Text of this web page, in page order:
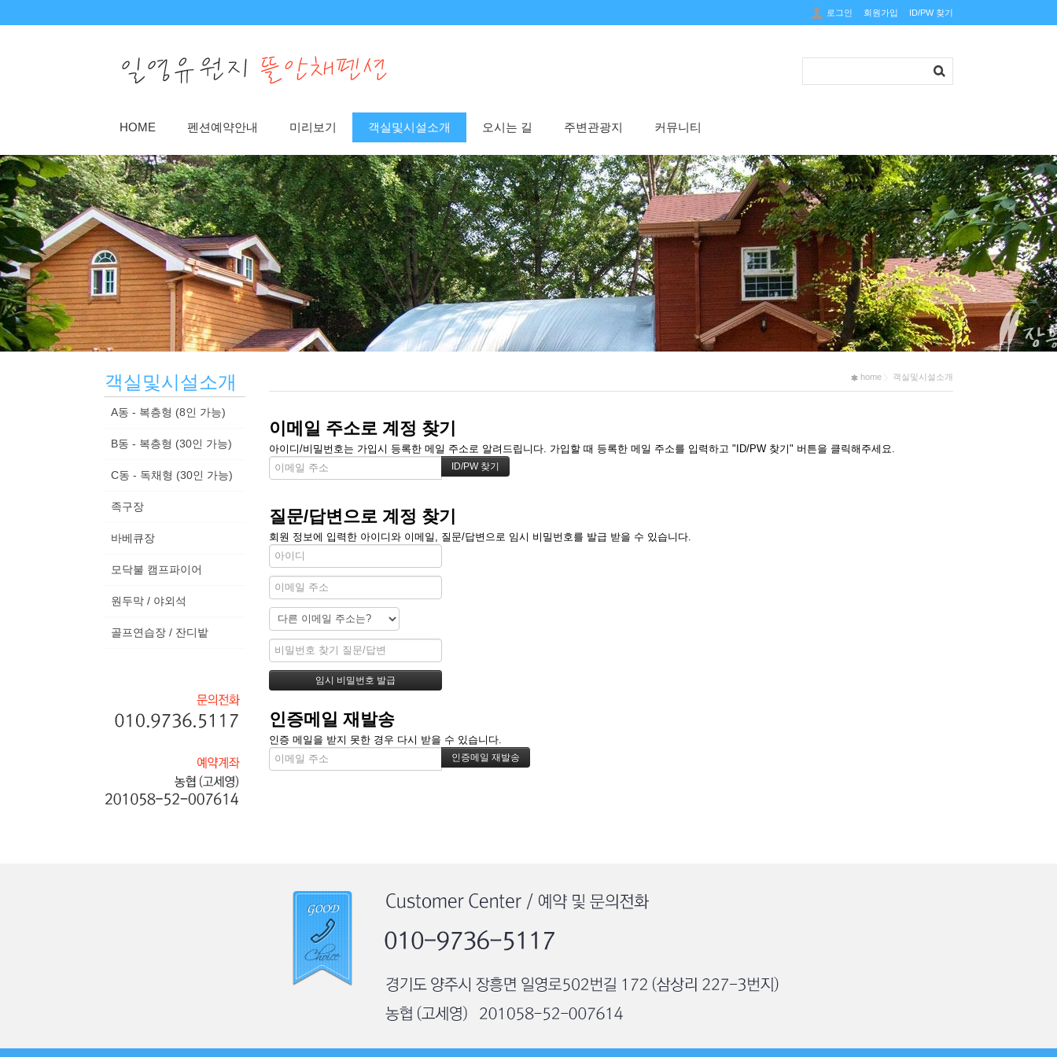
로그인 회원가입 ID/PW 찾기
HOME 펜션예약안내 미리보기 객실및시설소개 오시는 길 주변관광지 커뮤니티
객실및시설소개
A동 - 복층형 (8인 가능)
B동 - 복층형 (30인 가능)
C동 - 독채형 (30인 가능)
족구장
바베큐장
모닥불 캠프파이어
원두막 / 야외석
골프연습장 / 잔디밭
home 객실및시설소개
이메일 주소로 계정 찾기
아이디/비밀번호는 가입시 등록한 메일 주소로 알려드립니다. 가입할 때 등록한 메일 주소를 입력하고 "ID/PW 찾기" 버튼을 클릭해주세요.
질문/답변으로 계정 찾기
회원 정보에 입력한 아이디와 이메일, 질문/답변으로 임시 비밀번호를 발급 받을 수 있습니다.
인증메일 재발송
인증 메일을 받지 못한 경우 다시 받을 수 있습니다.